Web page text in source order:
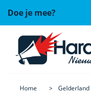
Doe je mee?
Home Gelderland